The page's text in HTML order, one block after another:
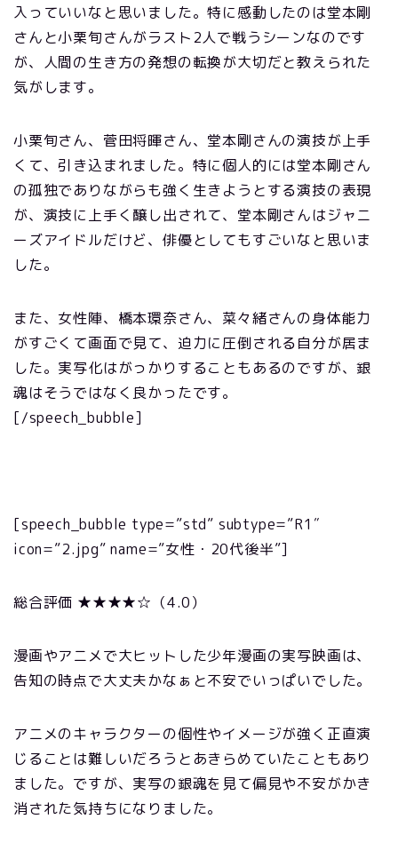
入っていいなと思いました。特に感動したのは堂本剛
さんと小栗旬さんがラスト2人で戦うシーンなのです
が、人間の生き方の発想の転換が大切だと教えられた
気がします。
小栗旬さん、菅田将暉さん、堂本剛さんの演技が上手
くて、引き込まれました。特に個人的には堂本剛さん
の孤独でありながらも強く生きようとする演技の表現
が、演技に上手く醸し出されて、堂本剛さんはジャニ
ーズアイドルだけど、俳優としてもすごいなと思いま
した。
また、女性陣、橋本環奈さん、菜々緒さんの身体能力
がすごくて画面で見て、迫力に圧倒される自分が居ま
した。実写化はがっかりすることもあるのですが、銀
魂はそうではなく良かったです。
[/speech_bubble]
[speech_bubble type=”std” subtype=”R1″
icon=”2.jpg” name=”女性・20代後半”]
総合評価 ★★★★☆（4.0）
漫画やアニメで大ヒットした少年漫画の実写映画は、
告知の時点で大丈夫かなぁと不安でいっぱいでした。
アニメのキャラクターの個性やイメージが強く正直演
じることは難しいだろうとあきらめていたこともあり
ました。ですが、実写の銀魂を見て偏見や不安がかき
消された気持ちになりました。